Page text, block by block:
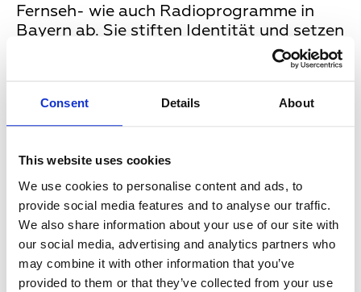
Consent Details About
This website uses cookies
We use cookies to personalise content and ads, to
provide social media features and to analyse our traffic.
We also share information about your use of our site with
our social media, advertising and analytics partners who
may combine it with other information that you’ve
provided to them or that they’ve collected from your use
Fernseh- wie auch Radioprogramme in
Bayern ab. Sie stiften Identität und setzen
lokale Impulse. Mit diesem Fokus auf das
Lokale haben Lokalfernsehprogramme
Orientierungsauftrag in der
demokratischen Gesellschaft und sind
Kurz gesagt: Sie sind in der Flut an
Medienangeboten unersetzlich.
Diese lokale Vielfalt, um die wir in ganz
Deutschland, wenn nicht sogar in Europa
beneidet werden, ist leider kein
Selbstläufer. Für die BLM ist es die
zentrale Aufgabe, diese Vielfalt zu